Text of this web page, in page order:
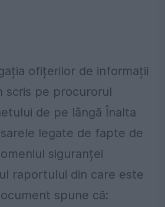
ofițerilor de informații
scris pe procurorul
de pe lângă Înalta
legate de fapte de
siguranței
raportului din care este
spune că: